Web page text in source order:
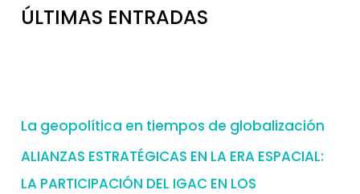
ÚLTIMAS ENTRADAS
La geopolítica en tiempos de globalización
ALIANZAS ESTRATÉGICAS EN LA ERA ESPACIAL:
LA PARTICIPACIÓN DEL IGAC EN LOS